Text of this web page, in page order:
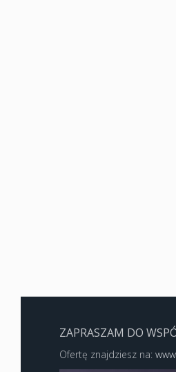
ZAPRASZAM DO
Ofertę znajdziesz na: